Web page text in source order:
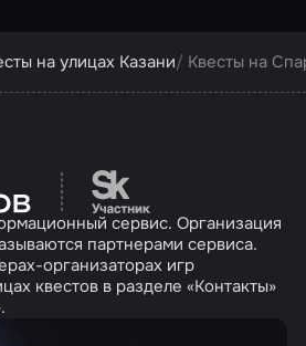
на улицах Казани Квесты на
Перейти на сайт
сервис. Организация
партнерами сервиса.
организаторах игр
квестов в разделе «Контакты»